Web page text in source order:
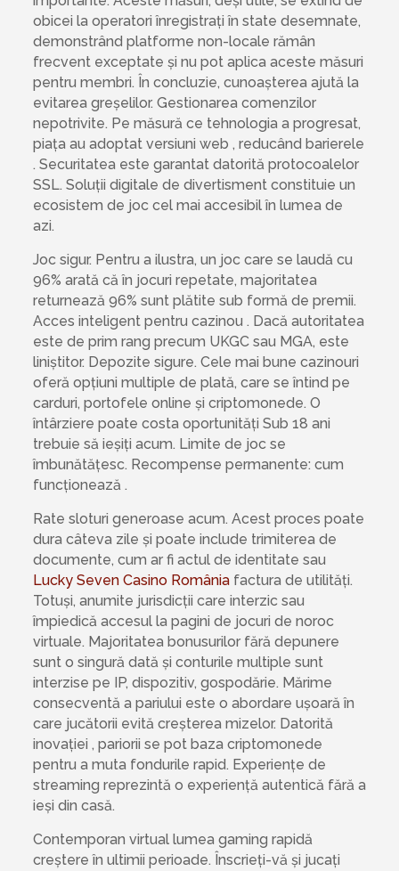
obicei la operatori înregistrați în state desemnate,
demonstrând platforme non-locale rămân
frecvent exceptate și nu pot aplica aceste măsuri
pentru membri. În concluzie, cunoașterea ajută la
evitarea greșelilor. Gestionarea comenzilor
nepotrivite. Pe măsură ce tehnologia a progresat,
piața au adoptat versiuni web , reducând barierele
. Securitatea este garantat datorită protocoalelor
SSL. Soluții digitale de divertisment constituie un
ecosistem de joc cel mai accesibil în lumea de
azi.
Joc sigur. Pentru a ilustra, un joc care se laudă cu
96% arată că în jocuri repetate, majoritatea
returnează 96% sunt plătite sub formă de premii.
Acces inteligent pentru cazinou . Dacă autoritatea
este de prim rang precum UKGC sau MGA, este
liniștitor. Depozite sigure. Cele mai bune cazinouri
oferă opțiuni multiple de plată, care se întind pe
carduri, portofele online și criptomonede. O
întârziere poate costa oportunități Sub 18 ani
trebuie să ieșiți acum. Limite de joc se
îmbunătățesc. Recompense permanente: cum
funcționează .
Rate sloturi generoase acum. Acest proces poate
dura câteva zile și poate include trimiterea de
documente, cum ar fi actul de identitate sau
Lucky Seven Casino Româniafactura de utilități.
Totuși, anumite jurisdicții care interzic sau
împiedică accesul la pagini de jocuri de noroc
virtuale. Majoritatea bonusurilor fără depunere
sunt o singură dată și conturile multiple sunt
interzise pe IP, dispozitiv, gospodărie. Mărime
consecventă a pariului este o abordare ușoară în
care jucătorii evită creșterea mizelor. Datorită
inovației , pariorii se pot baza criptomonede
pentru a muta fondurile rapid. Experiențe de
streaming reprezintă o experiență autentică fără a
ieși din casă.
Contemporan virtual lumea gaming rapidă
creștere în ultimii perioade. Înscrieți-vă și jucați